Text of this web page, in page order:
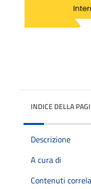
INDICE DELLA
Descrizione
A cura di
Contenuti